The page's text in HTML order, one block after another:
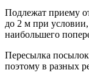
Подлежат приему
до 2 м при
наибольшего
Пересылка посылок
поэтому в разных